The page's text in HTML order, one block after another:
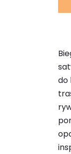
do